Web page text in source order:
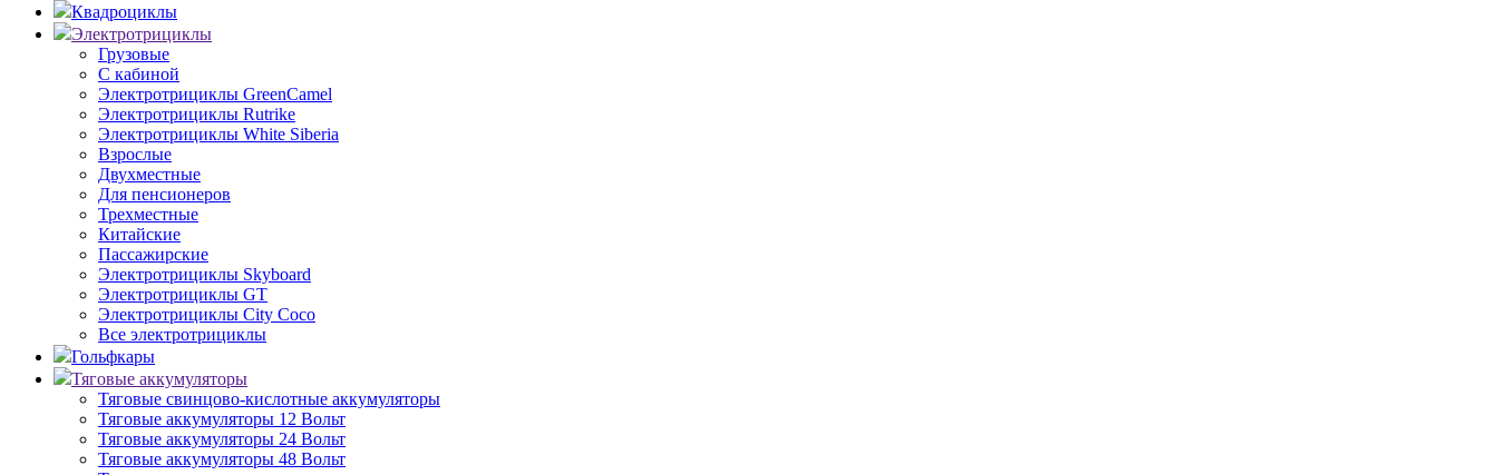
Квадроциклы
Электротрициклы
Грузовые
С кабиной
Электротрициклы GreenCamel
Электротрициклы Rutrike
Электротрициклы White Siberia
Взрослые
Двухместные
Для пенсионеров
Трехместные
Китайские
Пассажирские
Электротрициклы Skyboard
Электротрициклы GT
Электротрициклы City Coco
Все электротрициклы
Гольфкары
Тяговые аккумуляторы
Тяговые свинцово-кислотные аккумуляторы
Тяговые аккумуляторы 12 Вольт
Тяговые аккумуляторы 24 Вольт
Тяговые аккумуляторы 48 Вольт